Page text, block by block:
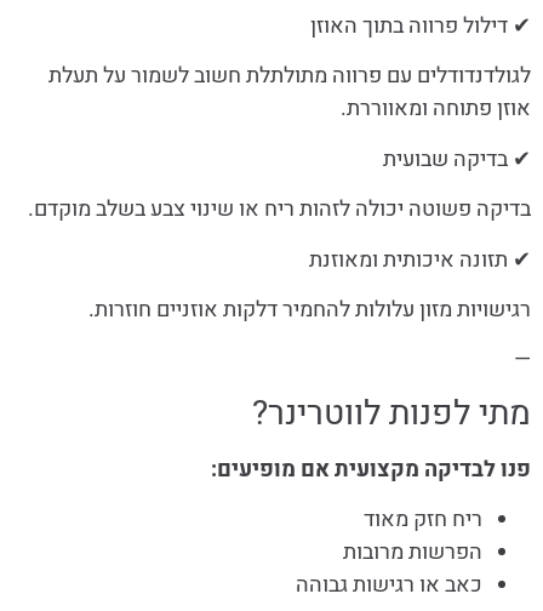
✔ דילול פרווה בתוך האוזן
לגולדנדודלים עם פרווה מתולתלת חשוב לשמור על תעלת
אוזן פתוחה ומאווררת.
✔ בדיקה שבועית
בדיקה פשוטה יכולה לזהות ריח או שינוי צבע בשלב מוקדם.
✔ תזונה איכותית ומאוזנת
רגישויות מזון עלולות להחמיר דלקות אוזניים חוזרות.
—
מתי לפנות לווטרינר?
פנו לבדיקה מקצועית אם מופיעים:
ריח חזק מאוד
הפרשות מרובות
כאב או רגישות גבוהה